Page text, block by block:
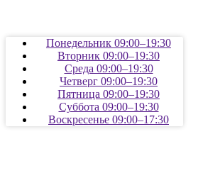
Понедельник 09:00–19:30
Вторник 09:00–19:30
Среда 09:00–19:30
Четверг 09:00–19:30
Пятница 09:00–19:30
Суббота 09:00–19:30
Воскресенье 09:00–17:30